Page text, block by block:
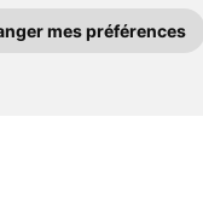
mes préférences